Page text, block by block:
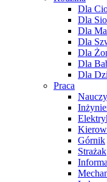
Dla
Dla
Dla
Dla
Dla
Dla
Dla
Praca
Górnik
Strażak